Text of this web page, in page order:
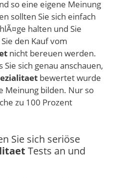
so eine eigene Meinung
sollten Sie sich einfach
halten und Sie
den Kauf vom
nicht bereuen werden.
Sie sich genau anschauen,
bewertet wurde
Meinung bilden. Nur so
zu 100 Prozent
Sie sich seriöse
Tests an und